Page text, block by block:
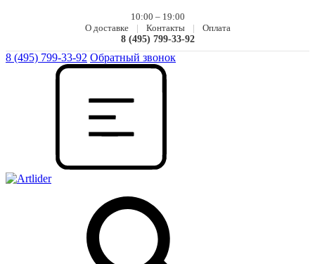
10:00 – 19:00
О доставке
| Контакты |
Оплата
8 (495) 799-33-92
8 (495) 799-33-92 Обратный звонок